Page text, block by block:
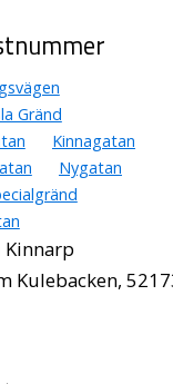
Gränd
Kinnagatan
Nygatan
Kinnarp
Kulebacken,